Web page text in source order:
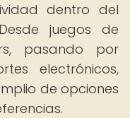
dentro del
juegos de
pasando por
electrónicos,
de opciones